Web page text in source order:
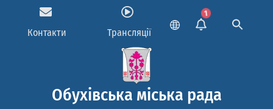
Контакти Трансляції
1
Обухівська міська рада